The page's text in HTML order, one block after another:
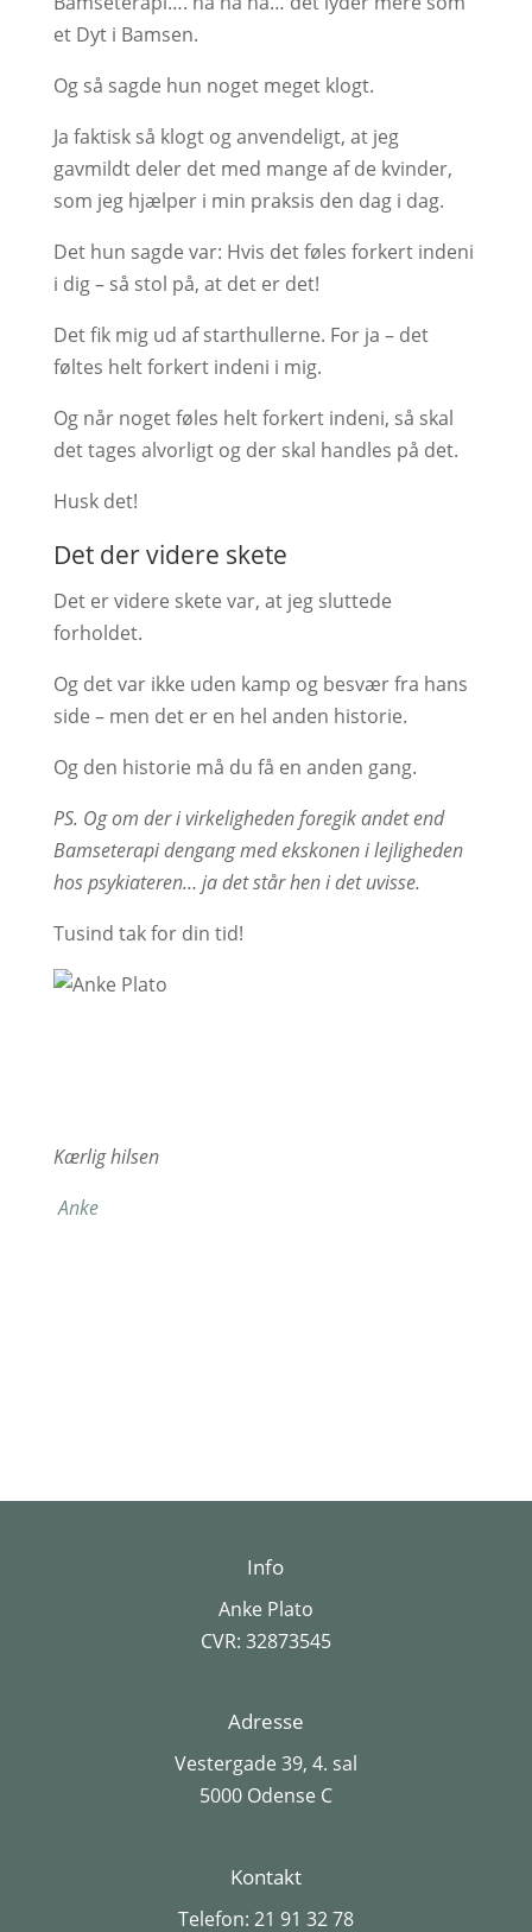
et Dyt i Bamsen.
Og så sagde hun noget meget klogt.
Ja faktisk så klogt og anvendeligt, at jeg
gavmildt deler det med mange af de kvinder,
som jeg hjælper i min praksis den dag i dag.
Det hun sagde var: Hvis det føles forkert indeni
i dig – så stol på, at det er det!
Det fik mig ud af starthullerne. For ja – det
føltes helt forkert indeni i mig.
Og når noget føles helt forkert indeni, så skal
det tages alvorligt og der skal handles på det.
Husk det!
Det der videre skete
Det er videre skete var, at jeg sluttede
forholdet.
Og det var ikke uden kamp og besvær fra hans
side – men det er en hel anden historie.
Og den historie må du få en anden gang.
PS. Og om der i virkeligheden foregik andet end
Bamseterapi dengang med ekskonen i lejligheden
hos psykiateren… ja det står hen i det uvisse.
Tusind tak for din tid!
Kærlig hilsen
Anke
Info
Anke Plato
CVR: 32873545
Adresse
Vestergade 39, 4. sal
5000 Odense C
Kontakt
Telefon: 21 91 32 78